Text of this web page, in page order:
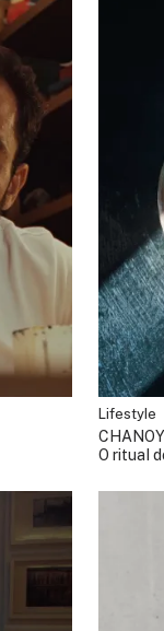
Lifestyle
O ritual